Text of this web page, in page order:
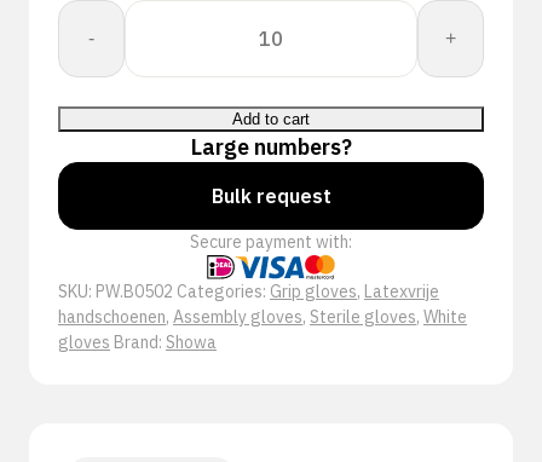
-
Showa
B0502
Wit
quantity
+
Add to cart
Large numbers?
Bulk request
Secure payment with:
SKU: PW.B0502 Categories: Grip gloves, Latexvrije
handschoenen, Assembly gloves, Sterile gloves, White
gloves Brand: Showa